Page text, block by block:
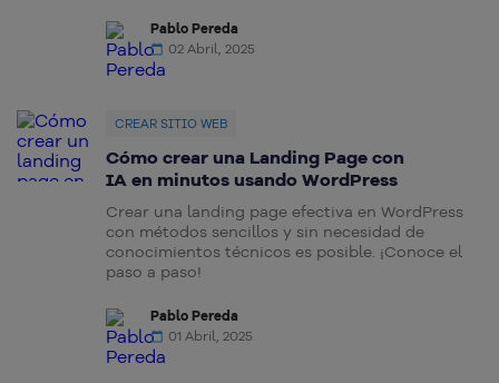
Pablo Pereda
02 Abril, 2025
CREAR SITIO WEB
Cómo crear una Landing Page con
IA en minutos usando WordPress
Crear una landing page efectiva en WordPress
con métodos sencillos y sin necesidad de
conocimientos técnicos es posible. ¡Conoce el
paso a paso!
Pablo Pereda
01 Abril, 2025